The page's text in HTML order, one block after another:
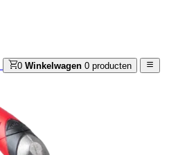
0 Winkelwagen 0 producten